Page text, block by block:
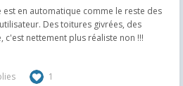
est en automatique comme le reste des
Des toitures givrées, des
c'est nettement plus réaliste non !!!
1